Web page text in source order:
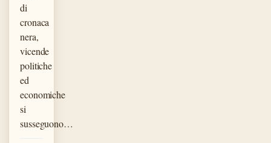
di
cronaca
nera,
vicende
politiche
ed
economiche
si
susseguono…